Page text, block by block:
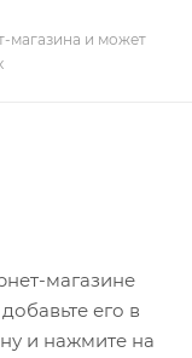
магазина и может
магазине
его в
и нажмите на